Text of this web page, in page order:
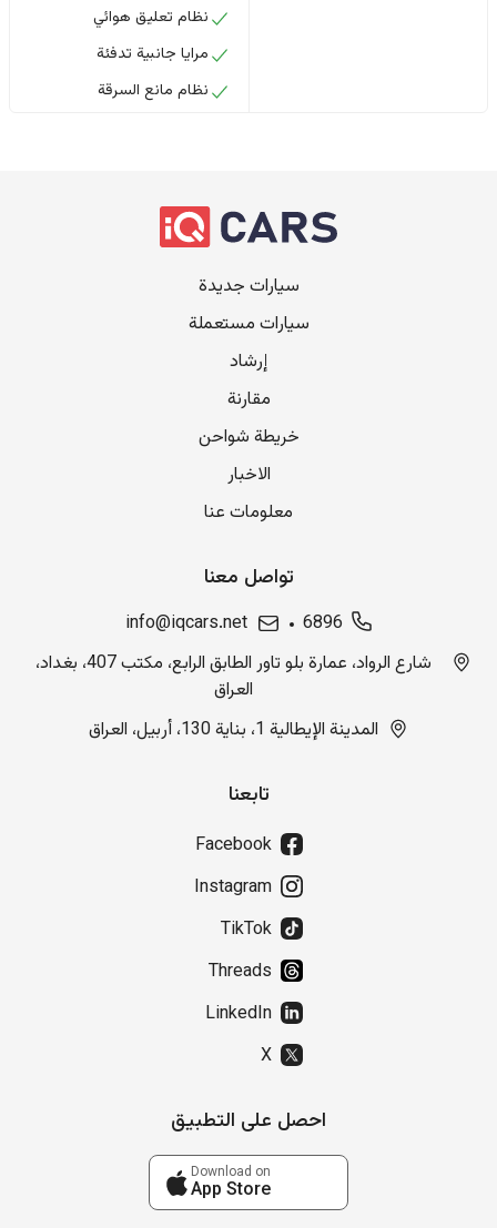
نظام تعليق هوائي
مرايا جانبية تدفئة
نظام مانع السرقة
سيارات جديدة
سيارات مستعملة
إرشاد
مقارنة
خريطة شواحن
الاخبار
معلومات عنا
تواصل معنا
6896
info@iqcars.net
شارع الرواد، عمارة بلو تاور الطابق الرابع، مكتب 407، بغداد،
العراق
المدينة الإيطالية 1، بناية 130، أربيل، العراق
تابعنا
Facebook
Instagram
TikTok
Threads
LinkedIn
X
احصل على التطبيق
Download on
App Store